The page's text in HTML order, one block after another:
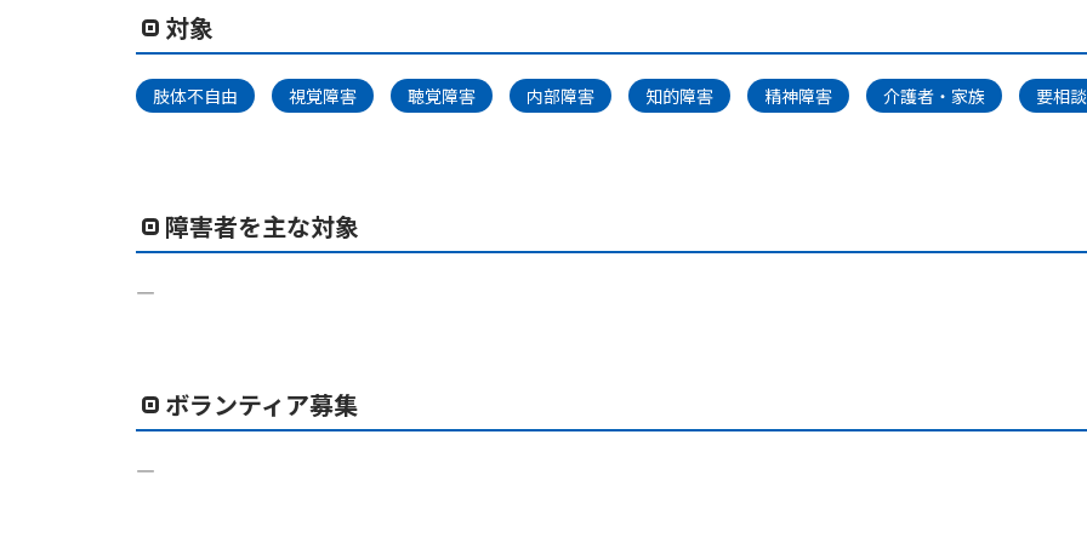
対象
肢体不自由 視覚障害 聴覚障害 内部障害 知的障害 精神障害 介護者・家族 要相談
障害者を主な対象
―
ボランティア募集
―